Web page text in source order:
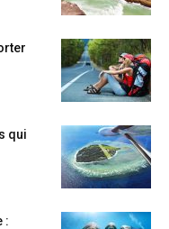
qui
: